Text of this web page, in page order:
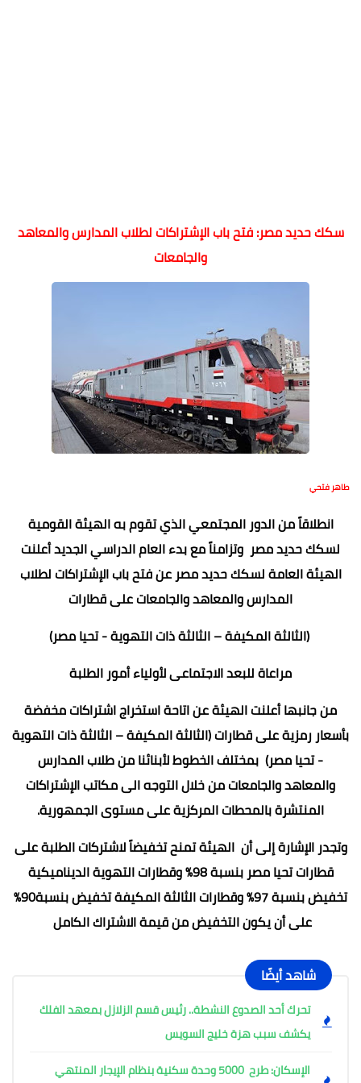
سكك حديد مصر: فتح باب الإشتراكات لطلاب المدارس والمعاهد
والجامعات
طاهر فتحي
انطلاقاً من الدور المجتمعي الذي تقوم به الهيئة القومية
لسكك حديد مصر وتزامناً مع بدء العام الدراسي الجديد أعلنت
الهيئة العامة لسكك حديد مصر عن فتح باب الإشتراكات لطلاب
المدارس والمعاهد والجامعات على قطارات
(الثالثة المكيفة – الثالثة ذات التهوية - تحيا مصر)
مراعاة للبعد الاجتماعى لأولياء أمور الطلبة
من جانبها أعلنت الهيئة عن اتاحة استخراج اشتراكات مخفضة
بأسعار رمزية على قطارات (الثالثة المكيفة – الثالثة ذات التهوية
- تحيا مصر) بمختلف الخطوط لأبنائنا من طلاب المدارس
والمعاهد والجامعات من خلال التوجه الى مكاتب الإشتراكات
المنتشرة بالمحطات المركزية على مستوى الجمهورية.
وتجدر الإشارة إلى أن الهيئة تمنح تخفيضاً لاشتركات الطلبة على
قطارات تحيا مصر بنسبة 98% وقطارات التهوية الديناميكية
تخفيض بنسبة 97% وقطارات الثالثة المكيفة تخفيض بنسبة90%
على أن يكون التخفيض من قيمة الاشتراك الكامل
شاهد أيضًا
تحرك أحد الصدوع النشطة.. رئيس قسم الزلازل بمعهد الفلك
يكشف سبب هزة خليج السويس
الإسكان: طرح 5000 وحدة سكنية بنظام الإيجار المنتهي